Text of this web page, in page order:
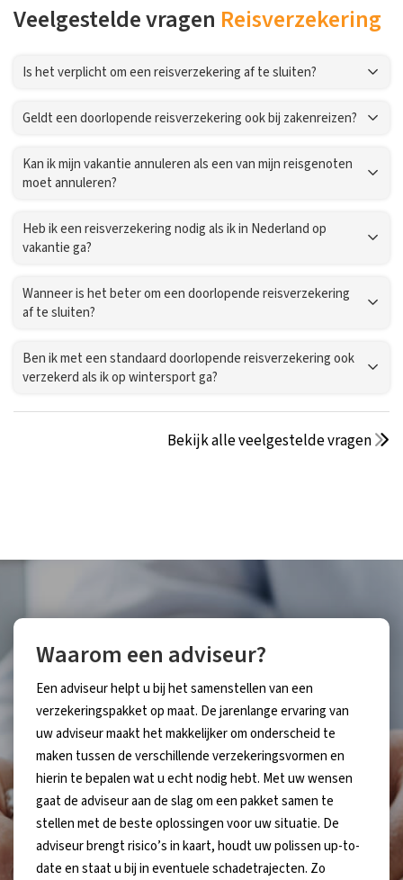
Veelgestelde vragen Reisverzekering
Is het verplicht om een reisverzekering af te sluiten?
Geldt een doorlopende reisverzekering ook bij zakenreizen?
Kan ik mijn vakantie annuleren als een van mijn reisgenoten
moet annuleren?
Heb ik een reisverzekering nodig als ik in Nederland op
vakantie ga?
Wanneer is het beter om een doorlopende reisverzekering
af te sluiten?
Ben ik met een standaard doorlopende reisverzekering ook
verzekerd als ik op wintersport ga?
Bekijk alle veelgestelde vragen
Waarom een adviseur?
Een adviseur helpt u bij het samenstellen van een
verzekeringspakket op maat. De jarenlange ervaring van
uw adviseur maakt het makkelijker om onderscheid te
maken tussen de verschillende verzekeringsvormen en
hierin te bepalen wat u echt nodig hebt. Met uw wensen
gaat de adviseur aan de slag om een pakket samen te
stellen met de beste oplossingen voor uw situatie. De
adviseur brengt risico’s in kaart, houdt uw polissen up-to-
date en staat u bij in eventuele schadetrajecten. Zo